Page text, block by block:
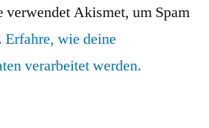
verwendet Akismet, um Spam
Erfahre, wie deine
verarbeitet werden.